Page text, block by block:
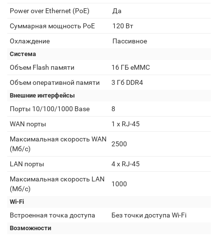
Power over Ethernet (PoE)
Да
Суммарная мощность PoE
120 Вт
Охлаждение
Пассивное
Система
Объем Flash памяти
16 ГБ eMMC
Объем оперативной памяти
3 Гб DDR4
Внешние интерфейсы
Порты 10/100/1000 Base
8
WAN порты
1 х RJ-45
Максимальная скорость WAN
(Мб/с)
2500
LAN порты
4 x RJ-45
Максимальная скорость LAN
(Мб/с)
1000
Wi-Fi
Встроенная точка доступа Без точки доступа Wi-Fi
Возможности